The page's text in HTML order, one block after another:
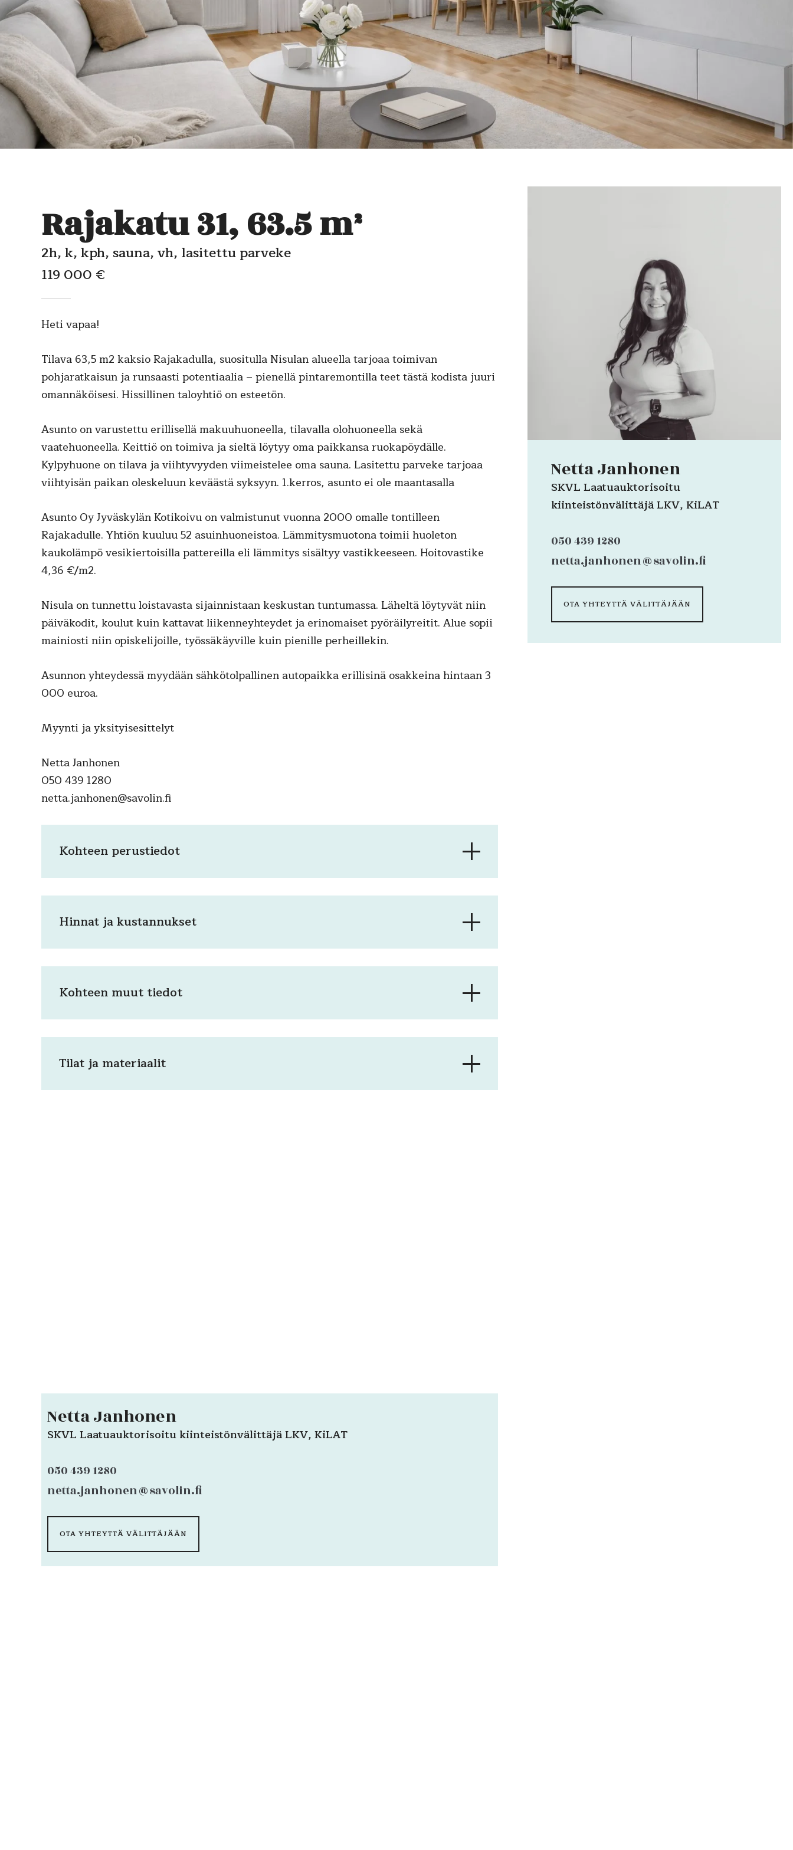
Rajakatu 31, 63.5 m²
2h, k, kph, sauna, vh, lasitettu parveke
119 000 €
Heti vapaa!
Tilava 63,5 m2 kaksio Rajakadulla, suositulla Nisulan alueella tarjoaa toimivan
pohjaratkaisun ja runsaasti potentiaalia – pienellä pintaremontilla teet tästä kodista juuri
omannäköisesi. Hissillinen taloyhtiö on esteetön.
Asunto on varustettu erillisellä makuuhuoneella, tilavalla olohuoneella sekä
vaatehuoneella. Keittiö on toimiva ja sieltä löytyy oma paikkansa ruokapöydälle.
Kylpyhuone on tilava ja viihtyvyyden viimeistelee oma sauna. Lasitettu parveke tarjoaa
viihtyisän paikan oleskeluun keväästä syksyyn. 1.kerros, asunto ei ole maantasalla
Asunto Oy Jyväskylän Kotikoivu on valmistunut vuonna 2000 omalle tontilleen
Rajakadulle. Yhtiön kuuluu 52 asuinhuoneistoa. Lämmitysmuotona toimii huoleton
kaukolämpö vesikiertoisilla pattereilla eli lämmitys sisältyy vastikkeeseen. Hoitovastike
4,36 €/m2.
Nisula on tunnettu loistavasta sijainnistaan keskustan tuntumassa. Läheltä löytyvät niin
päiväkodit, koulut kuin kattavat liikenneyhteydet ja erinomaiset pyöräilyreitit. Alue sopii
mainiosti niin opiskelijoille, työssäkäyville kuin pienille perheillekin.
Asunnon yhteydessä myydään sähkötolpallinen autopaikka erillisinä osakkeina hintaan 3
000 euroa.
Myynti ja yksityisesittelyt
Netta Janhonen
050 439 1280
netta.janhonen@savolin.fi
Kohteen perustiedot
Hinnat ja kustannukset
Kohteen muut tiedot
Tilat ja materiaalit
Netta Janhonen
SKVL Laatuauktorisoitu kiinteistönvälittäjä LKV, KiLAT
050 439 1280
netta.janhonen@savolin.fi
OTA YHTEYTTÄ VÄLITTÄJÄÄN
Netta Janhonen
SKVL Laatuauktorisoitu
kiinteistönvälittäjä LKV, KiLAT
050 439 1280
netta.janhonen@savolin.fi
OTA YHTEYTTÄ VÄLITTÄJÄÄN